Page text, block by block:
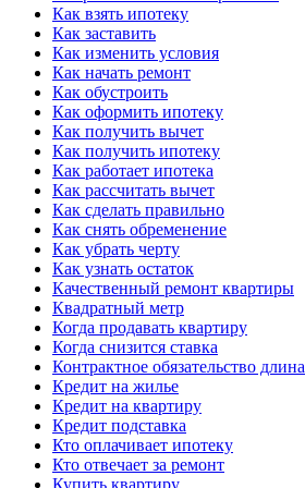
Как взять ипотеку
Как заставить
Как изменить условия
Как начать ремонт
Как обустроить
Как оформить ипотеку
Как получить вычет
Как получить ипотеку
Как работает ипотека
Как рассчитать вычет
Как сделать правильно
Как снять обременение
Как убрать черту
Как узнать остаток
Качественный ремонт квартиры
Квадратный метр
Когда продавать квартиру
Когда снизится ставка
Контрактное обязательство длина
Кредит на жилье
Кредит на квартиру
Кредит подставка
Кто оплачивает ипотеку
Кто отвечает за ремонт
Купить квартиру